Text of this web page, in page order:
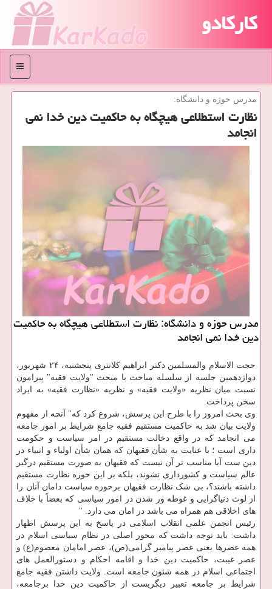
کارکادو
منو
مدرس حوزه و دانشگاه:
نظارت استطلاعی هیچگاه به حاکمیت دین خدا نمی
انجامد
مدرس حوزه و دانشگاه: نظارت استطلاعی هیچگاه به حاکمیت
دین خدا نمی انجامد
حجت الاسلام والمسلمین دکتر ابراهیم کلانتری پنجشنبه، ۲۴ شهریور،
دوازدهمین جلسه از سلسله مباحث با مبحث "ولایت فقیه" پیرامون
نسبت میان نظریه «ولایت فقیه» و نظریه «نظارت فقیه» به ایراد
سخن پرداخت.
وی بحث امروز را با طرح این پرسش، شروع کرد که" آنچه از مفهوم
ولایت بیان شد به حاکمیت مستقیم فقیه جامع شرایط بر امور جامعه
می انجامد که در واقع دخالت مستقیم در امر سیاست و حکومت
داری است ؛ با عنایت به شأن فقیهان که همان شأن اولیاء و انبیاء در
دین ست آیا مناسب تر آن نیست که فقیهان به صورت مستقیم درگیر
عالم سیاست و کشورداری نشوند، بلکه بر این حوزه نظارت مستقیم
داشته باشند؟، بی شک نظارت فقیهان برحوزه سیاست دامان آنان را
از لوث دنیاگرایی و غوطه ور شدن در امور سیاسی که بعضاً با خلاف
های اخلاقی هم همراه می باشد در امان می دارد. "
رئیس انجمن علمی انقلاب اسلامی در پاسخ به این پرسش اظهار
داشت: باید توجه داشت که محور اصلی در نظام سیاسی اسلام در
همه عصرها یعنی عصر پیامبر گرامی(ص)، عصر امامان معصوم(ع) و
عصر غیبت، حاکمیت دین خدا و اقامه احکام و دستورالعمل های
اجتماعی اسلام در همه شئون جامعه است. ولایت داشتن فقیه جامع
شرایط بر جامعه تعبیر دیگریست از حاکمیت دین خدا برجامعه،